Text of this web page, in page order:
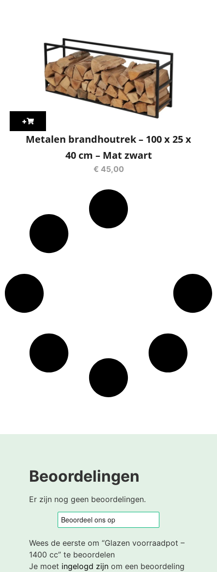
+
Metalen brandhoutrek – 100 x 25 x
40 cm – Mat zwart
€ 45,00
Beoordelingen
Er zijn nog geen beoordelingen.
Wees de eerste om “Glazen voorraadpot –
1400 cc” te beoordelen
Je moet ingelogd zijn om een beoordeling